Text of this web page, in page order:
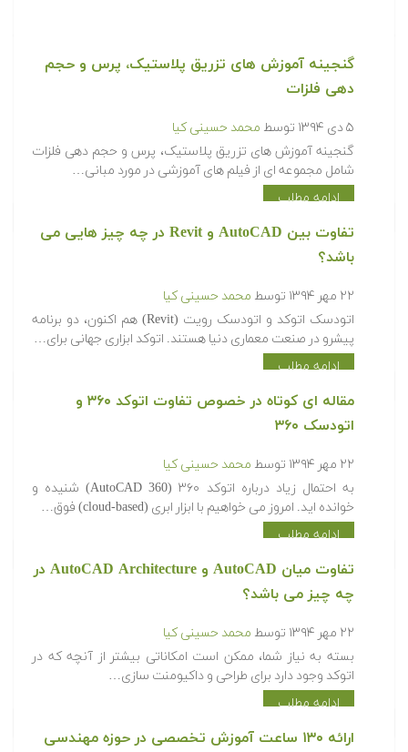
گنجینه آموزش های تزریق پلاستیک، پرس و حجم
دهی فلزات
۵ دی ۱۳۹۴ توسط محمد حسینی کیا
گنجینه آموزش های تزریق پلاستیک، پرس و حجم دهی فلزات
شامل مجموعه ای از فیلم های آموزشی در مورد مبانی…
ادامه مطلب
تفاوت بین AutoCAD و Revit در چه چیز هایی می
باشد؟
۲۲ مهر ۱۳۹۴ توسط محمد حسینی کیا
اتودسک اتوکد و اتودسک رویت (Revit) هم اکنون، دو برنامه
پیشرو در صنعت معماری دنیا هستند. اتوکد ابزاری جهانی برای…
ادامه مطلب
مقاله ای کوتاه در خصوص تفاوت اتوکد ۳۶۰ و
اتودسک ۳۶۰
۲۲ مهر ۱۳۹۴ توسط محمد حسینی کیا
به احتمال زیاد درباره اتوکد ۳۶۰ (AutoCAD 360) شنیده و
خوانده اید. امروز می خواهیم با ابزار ابری (cloud-based) فوق…
ادامه مطلب
تفاوت میان AutoCAD و AutoCAD Architecture در
چه چیز می باشد؟
۲۲ مهر ۱۳۹۴ توسط محمد حسینی کیا
بسته به نیاز شما، ممکن است امکاناتی بیشتر از آنچه که در
اتوکد وجود دارد برای طراحی و داکیومنت سازی…
ادامه مطلب
ارائه ۱۳۰ ساعت آموزش تخصصی در حوزه مهندسی